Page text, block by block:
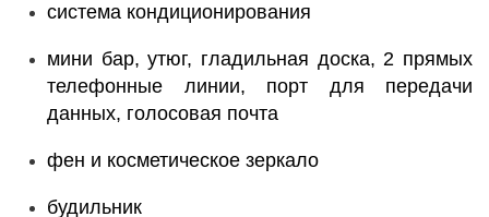
система кондиционирования
мини бар, утюг, гладильная доска, 2 прямых
телефонные линии, порт для передачи
данных, голосовая почта
фен и косметическое зеркало
будильник